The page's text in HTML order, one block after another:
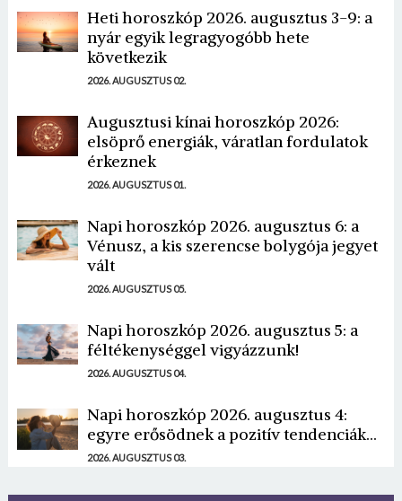
Heti horoszkóp 2026. augusztus 3-9: a
nyár egyik legragyogóbb hete
következik
2026. AUGUSZTUS 02.
Augusztusi kínai horoszkóp 2026:
elsöprő energiák, váratlan fordulatok
érkeznek
2026. AUGUSZTUS 01.
Napi horoszkóp 2026. augusztus 6: a
Vénusz, a kis szerencse bolygója jegyet
vált
2026. AUGUSZTUS 05.
Napi horoszkóp 2026. augusztus 5: a
féltékenységgel vigyázzunk!
2026. AUGUSZTUS 04.
Napi horoszkóp 2026. augusztus 4:
egyre erősödnek a pozitív tendenciák...
2026. AUGUSZTUS 03.